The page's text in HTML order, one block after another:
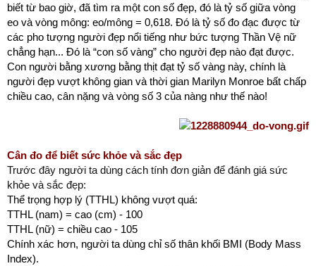
biết từ bao giờ, đã tìm ra một con số đẹp, đó là tỷ số giữa vòng
eo và vòng mông: eo/mông = 0,618. Đó là tỷ số đo đạc được từ
các pho tượng người đẹp nổi tiếng như bức tượng Thần Vệ nữ
chẳng hạn... Đó là “con số vàng” cho người đẹp nào đạt được.
Con người bằng xương bằng thịt đạt tỷ số vàng này, chính là
người đẹp vượt không gian và thời gian Marilyn Monroe bất chấp
chiều cao, cân nặng và vòng số 3 của nàng như thế nào!
Cân đo để biết sức khỏe và sắc đẹp
Trước đây người ta dùng cách tính đơn giản để đánh giá sức
khỏe và sắc đẹp:
Thể trọng hợp lý (TTHL) không vượt quá:
TTHL (nam) = cao (cm) - 100
TTHL (nữ) = chiều cao - 105
Chính xác hơn, người ta dùng chỉ số thân khối BMI (Body Mass
Index).